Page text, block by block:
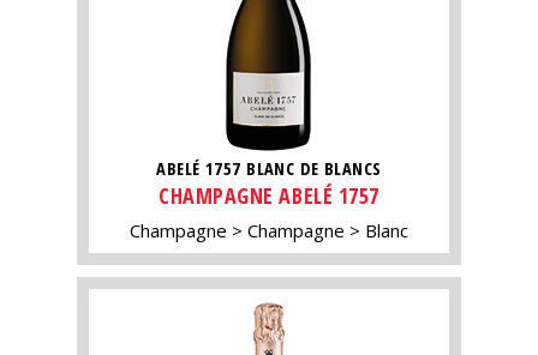
ABELÉ 1757 BLANC DE BLANCS
CHAMPAGNE ABELÉ 1757
Champagne Champagne Blanc